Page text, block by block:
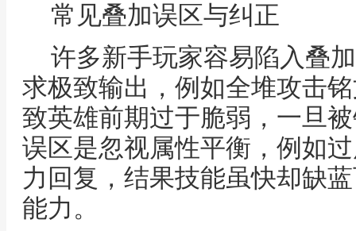
常见叠加误区与纠正
许多新手玩家容易陷入叠
求极致输出，例如全堆攻击
致英雄前期过于脆弱，一旦
误区是忽视属性平衡，例如
力回复，结果技能虽快却缺
能力。